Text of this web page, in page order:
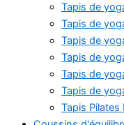
Tapis de
Tapis de
Tapis de
Tapis de
Tapis de
Tapis de
Tapis Pilates